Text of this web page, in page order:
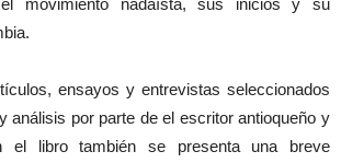
ensayos y entrevistas seleccionados
análisis por parte de el escritor antioqueño y
el libro también se presenta una breve